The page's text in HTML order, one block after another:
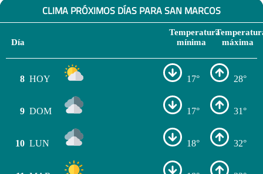
CLIMA PRÓXIMOS DÍAS PARA SAN MARCOS
Día
Temperatura
mínima
máxima
8 HOY 17° 28°
9 DOM 17° 31°
10 LUN 18° 32°